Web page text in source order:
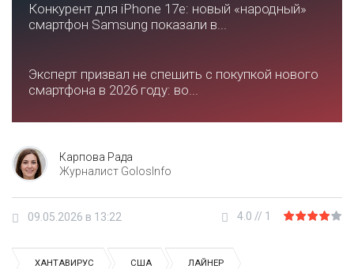
Конкурент для iPhone 17e: новый «народный»
смартфон Samsung показали в...
Эксперт призвал не спешить с покупкой нового
смартфона в 2026 году: во...
Карпова Рада
Журналист GolosInfo
09.05.2026 в 13:22 4.0 // 1
ХАНТАВИРУС США ЛАЙНЕР